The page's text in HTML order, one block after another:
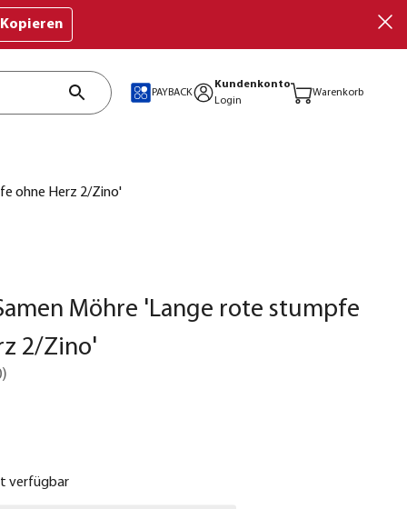
Kopieren
PAYBACK
Kundenkonto
Login
Warenkorb
ohne Herz 2/Zino'
Möhre 'Lange rote stumpfe
2/Zino'
)
verfügbar